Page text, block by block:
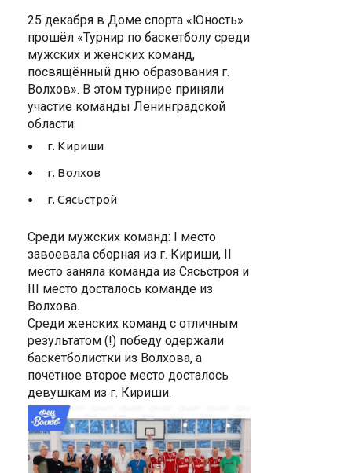
25 декабря в Доме спорта «Юность»
прошёл «Турнир по баскетболу среди
мужских и женских команд,
посвящённый дню образования г.
Волхов». В этом турнире приняли
участие команды Ленинградской
области:
г. Кириши
г. Волхов
г. Сясьстрой
Среди мужских команд: I место
завоевала сборная из г. Кириши, II
место заняла команда из Сясьстроя и
III место досталось команде из
Волхова.
Среди женских команд с отличным
результатом (!) победу одержали
баскетболистки из Волхова, а
почётное второе место досталось
девушкам из г. Кириши.